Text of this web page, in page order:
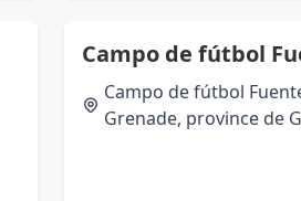
Campo de fútbol
Campo de fútbol
Grenade, province de